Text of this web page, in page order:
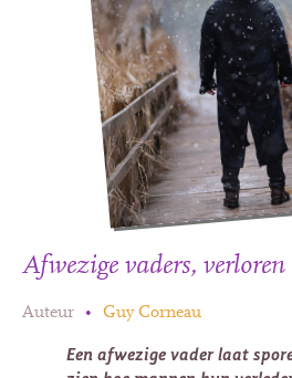
Afwezige vaders,
Auteur • Guy Corneau
Een afwezige vader laat